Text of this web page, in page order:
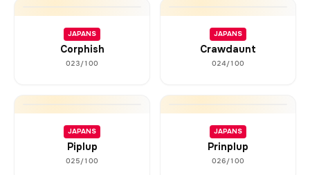
JAPANS
Corphish
023/100
JAPANS
Crawdaunt
024/100
JAPANS
Piplup
025/100
JAPANS
Prinplup
026/100